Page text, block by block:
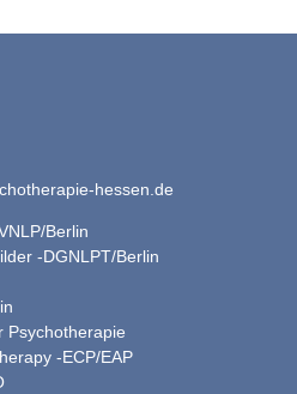
hessen.de
Berlin
-DGNLPT/Berlin
Psychotherapie
-ECP/EAP